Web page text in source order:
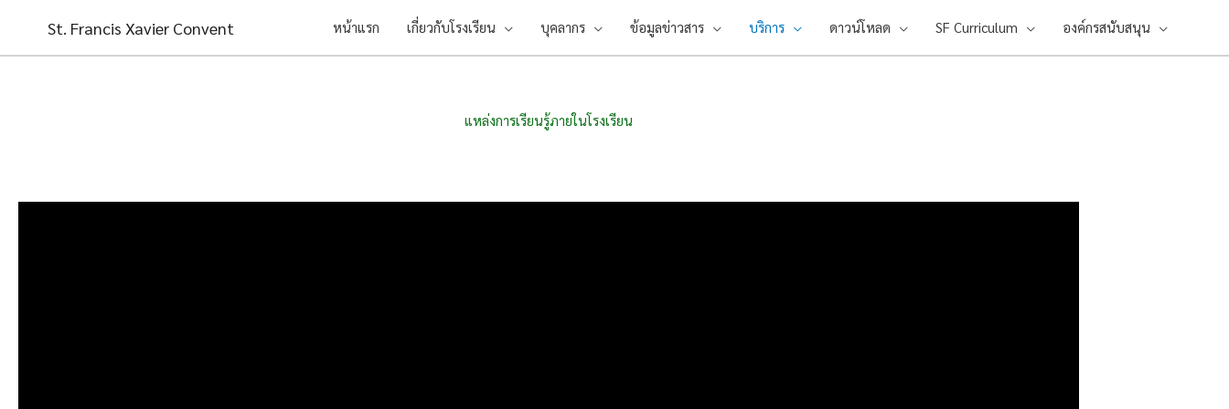
content
St. Francis Xavier Convent หน้าแรก เกี่ยวกับโรงเรียน บุคลากร ข้อมูลข่าวสาร บริการ ดาวน์โหลด SF Curriculum องค์กรสนับสนุน
แหล่งการเรียนรู้ภายในโรงเรียน